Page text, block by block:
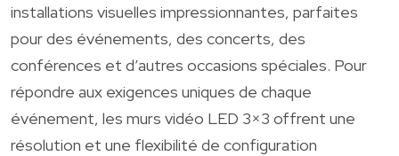
installations visuelles impressionnantes, parfaites
pour des événements, des concerts, des
conférences et d’autres occasions spéciales. Pour
répondre aux exigences uniques de chaque
événement, les murs vidéo LED 3×3 offrent une
résolution et une flexibilité de configuration